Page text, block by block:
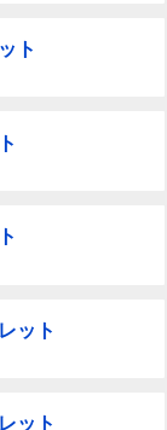
ト
ット
ット